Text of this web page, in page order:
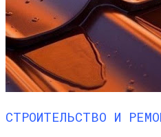
СТРОИТЕЛЬСТВО И